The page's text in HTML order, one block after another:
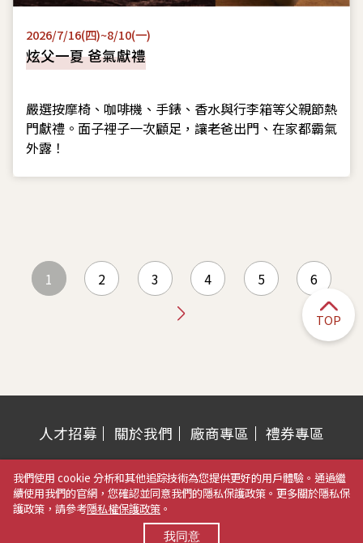
我們使用 cookie 分析和其他追踪技術為您提供更好的用戶體驗。通過繼
續使用我們的官網，您確認並同意我們的隱私保護政策。更多關於隱私保
護政策，請參考隱私權保護政策。
我同意
2026/7/16(四)~8/10(一)
炫父一夏 爸氣獻禮
嚴選按摩椅、咖啡機、手錶、香水與行李箱等父親節熱
門獻禮。面子裡子一次顧足，讓老爸出門、在家都霸氣
外露！
1 2 3 4 5 6
人才招募 關於我們 廠商專區 禮券專區
營業時間：週一至週五 AM 11:00~PM 10:00
例假日&特別節日 AM 10:30~PM 10:00
電話：04-2323-3788
地址：403503 臺中市西區臺灣大道二段459號
TOP